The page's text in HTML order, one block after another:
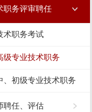
职务评审聘任
术职务考试
级专业技术职务
、初级专业技术职务
聘任、评估